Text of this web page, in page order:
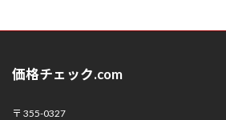
価格チェック.com
〒 355-0327